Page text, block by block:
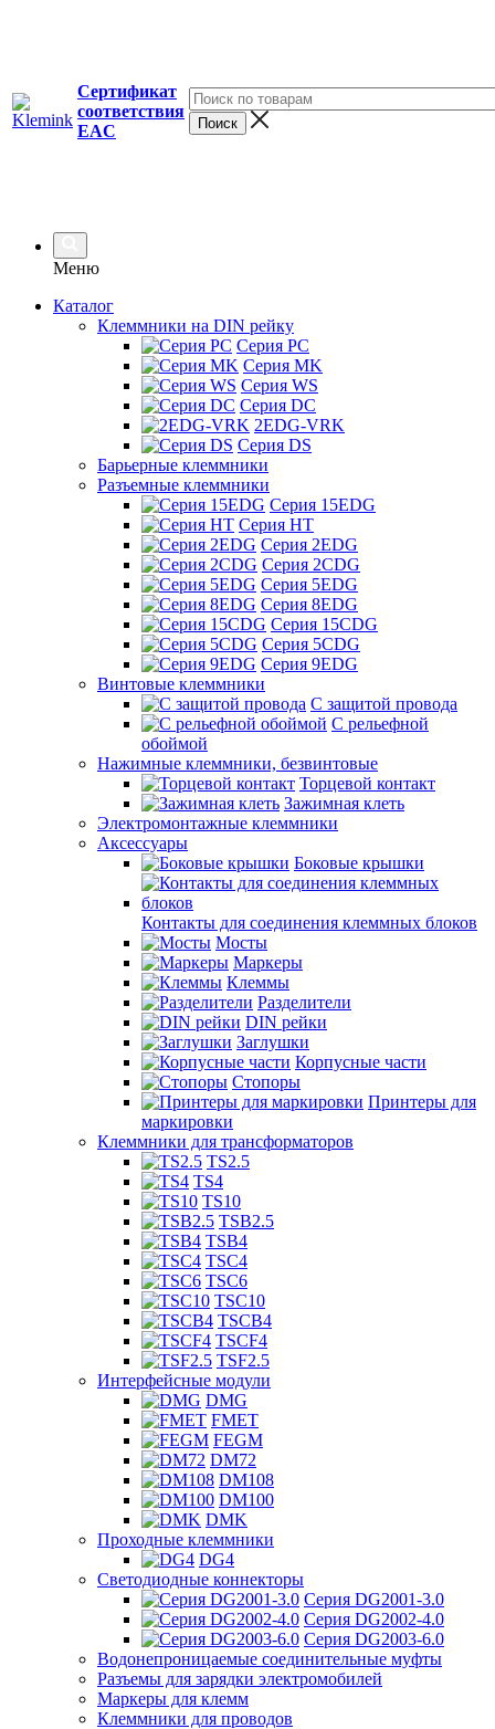
Сертификат
соответствия
EAC
Меню
Каталог
Клеммники на DIN рейку
Серия PC
Серия MK
Серия WS
Серия DC
2EDG-VRK
Серия DS
Барьерные клеммники
Разъемные клеммники
Серия 15EDG
Серия HT
Серия 2EDG
Серия 2CDG
Серия 5EDG
Серия 8EDG
Серия 15CDG
Серия 5CDG
Серия 9EDG
Винтовые клеммники
С защитой провода
C рельефной
обоймой
Нажимные клеммники, безвинтовые
Торцевой контакт
Зажимная клеть
Электромонтажные клеммники
Аксессуары
Боковые крышки
Контакты для соединения клеммных блоков
Мосты
Маркеры
Клеммы
Разделители
DIN рейки
Заглушки
Корпусные части
Стопоры
Принтеры для
маркировки
Клеммники для трансформаторов
TS2.5
TS4
TS10
TSB2.5
TSB4
TSC4
TSC6
TSC10
TSCB4
TSCF4
TSF2.5
Интерфейсные модули
DMG
FMET
FEGM
DM72
DM108
DM100
DMK
Проходные клеммники
DG4
Светодиодные коннекторы
Серия DG2001-3.0
Серия DG2002-4.0
Серия DG2003-6.0
Водонепроницаемые соединительные муфты
Разъемы для зарядки электромобилей
Маркеры для клемм
Клеммники для проводов